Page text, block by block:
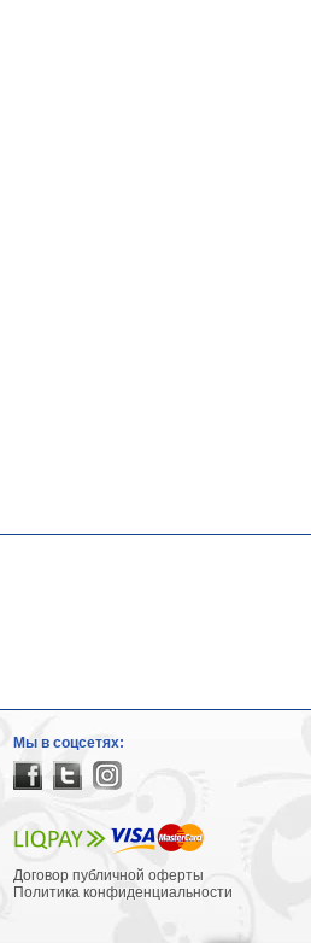
Мы в соцсетях:
Договор публичной оферты
Политика конфиденциальности